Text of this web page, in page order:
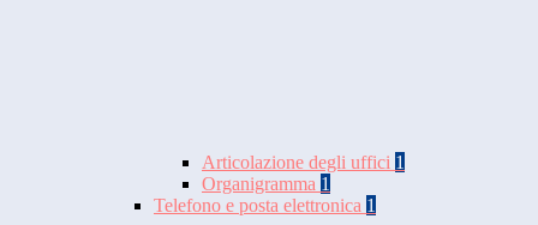
Articolazione degli uffici 1
Organigramma 1
Telefono e posta elettronica 1